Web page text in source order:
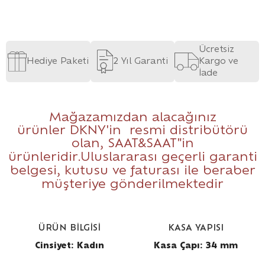
Hediye Paketi 2 Yıl Garanti
Ücretsiz
Kargo ve
İade
Mağazamızdan alacağınız
ürünler DKNY'in resmi distribütörü
olan, SAAT&SAAT "in
ürünleridir.Uluslararası geçerli garanti
belgesi, kutusu ve faturası ile beraber
müşteriye gönderilmektedir
ÜRÜN BİLGİSİ
Cinsiyet: Kadın
KASA YAPISI
Kasa Çapı: 34 mm